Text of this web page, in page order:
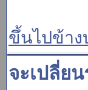
ขึ้นไปข้าง
จะเปลี่ย